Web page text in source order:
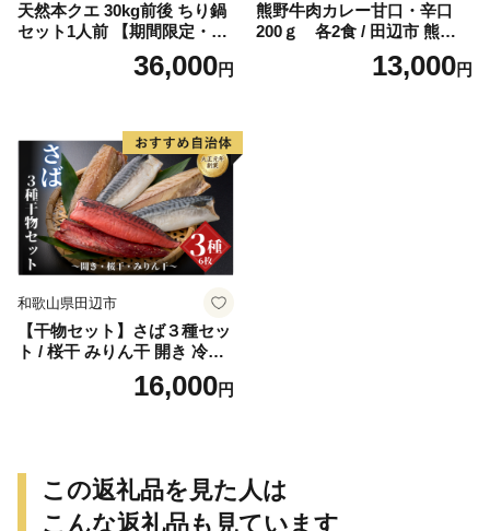
天然本クエ 30kg前後 ちり鍋
セット1人前 【期間限定・1/3
1まで】【お野菜・自家製ぽ
ん酢付きのくえ】 ※北海
本クエ ポン酢 ぽんず 田辺市
和歌山県 贈答 ギフト ご家庭
【gtr001】
36,000円
熊野牛肉カレー甘口・辛口
200ｇ 各2食 / 田辺市 熊野牛
ブランド牛 牛肉 牛肉カレー
レトルトカレー レトルト レ
13,000円
和歌山県田辺市
【干物セット】さば３種セッ
ト / 桜干 みりん干 開き 冷凍
魚介類 焼き魚 食べ比べ サバ
鯖 和歌山県 田辺市【mst011-
16,000円
この返礼品を見た人は
こんな返礼品も見ています